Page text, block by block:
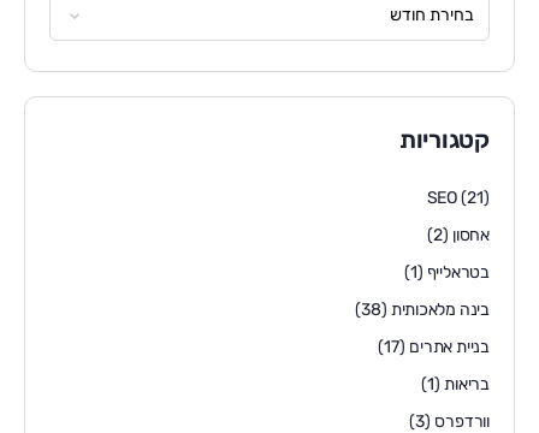
קטגוריות
SEO(21)
אחסון (2)
בטראלייף (1)
בינה מלאכותית (38)
בניית אתרים (17)
בריאות(1)
וורדפרס (3)